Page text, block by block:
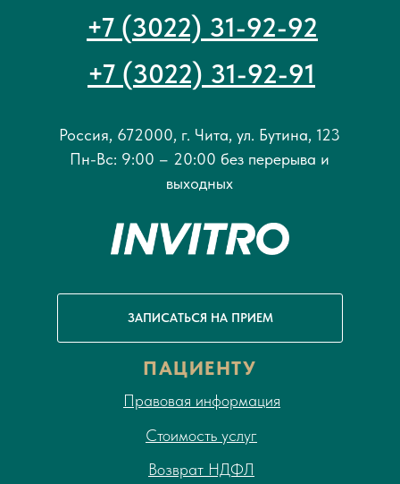
ПАЦИЕНТУ
Правовая информация
Возврат НДФЛ
Стоимость услуг
Россия, 672000, г. Чита, ул. Бутина, 123
Пн-Вс: 9:00 – 20:00 без перерыва и
выходных
+7 (3022) 31-92-92
+7 (3022) 31-92-91
ЗАПИСАТЬСЯ НА ПРИЕМ